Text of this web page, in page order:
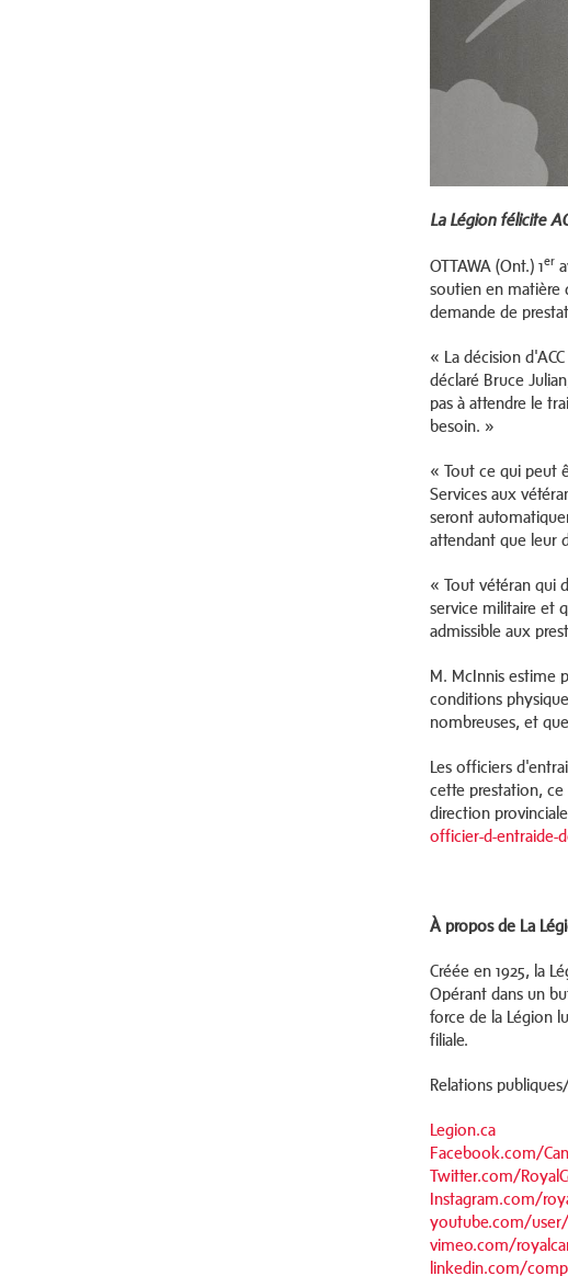
La Légion félicite
OTTAWA (Ont.) 1er
soutien en matière
demande de
« La décision
déclaré Bruce
pas à attendre le
besoin. »
« Tout ce qui peut
Services aux
seront
attendant que leur
« Tout vétéran qui
service militaire et
admissible aux
M. McInnis estime
conditions
nombreuses, et
Les officiers
cette prestation, ce
direction
officier-d-entraide-
À propos de La
Créée en 1925, la
Opérant dans un
force de la Légion
filiale.
Relations
Legion.ca
Facebook.com/
Twitter.com/
Instagram.com/
youtube.com/user/
vimeo.com/
linkedin.com/